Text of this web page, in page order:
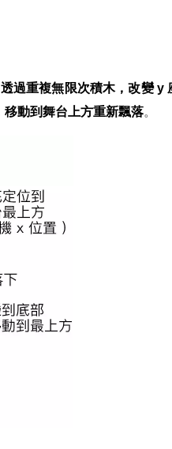
透過重複無限次積木，改變 y
動到舞台上方重新飄落。